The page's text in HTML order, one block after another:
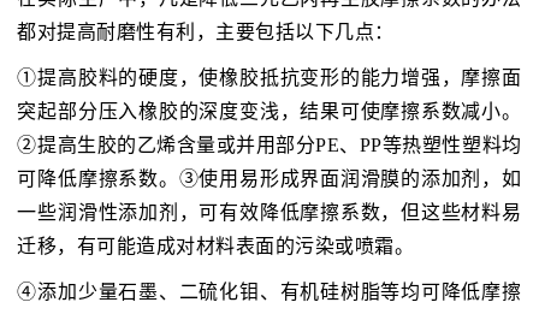
都对提高耐磨性有利，主要包括以下几点：
①提高胶料的硬度，使橡胶抵抗变形的能力增强，摩擦面
突起部分压入橡胶的深度变浅，结果可使摩擦系数减小。
②提高生胶的乙烯含量或并用部分PE、PP等热塑性塑料均
可降低摩擦系数。③使用易形成界面润滑膜的添加剂，如
一些润滑性添加剂，可有效降低摩擦系数，但这些材料易
迁移，有可能造成对材料表面的污染或喷霜。
④添加少量石墨、二硫化钼、有机硅树脂等均可降低摩擦